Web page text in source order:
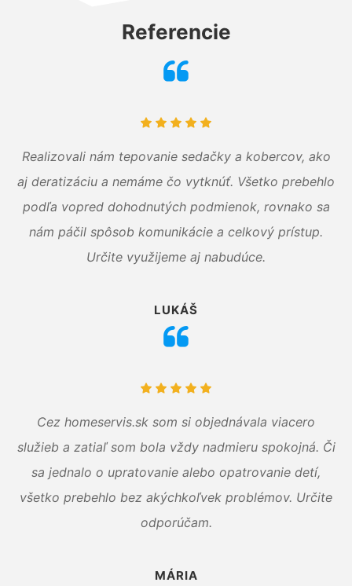
Referencie
Realizovali nám tepovanie sedačky a kobercov, ako
aj deratizáciu a nemáme čo vytknúť. Všetko prebehlo
podľa vopred dohodnutých podmienok, rovnako sa
nám páčil spôsob komunikácie a celkový prístup.
Určite využijeme aj nabudúce.
LUKÁŠ
Cez homeservis.sk som si objednávala viacero
služieb a zatiaľ som bola vždy nadmieru spokojná. Či
sa jednalo o upratovanie alebo opatrovanie detí,
všetko prebehlo bez akýchkoľvek problémov. Určite
odporúčam.
MÁRIA